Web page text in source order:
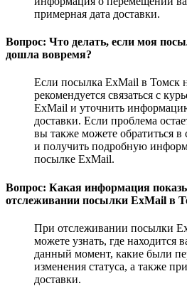
примерная дата доставки.
Вопрос: Что делать, если моя
дошла вовремя?
Если посылка ExMail в Томск
рекомендуется связаться с
ExMail и уточнить
доставки. Если проблема
вы также можете обратиться
и получить подробную
посылке ExMail.
Вопрос: Какая информация
отслеживании посылки ExMail в
При отслеживании посылки
можете узнать, где находится
данный момент, какие были
изменения статуса, а также
доставки.